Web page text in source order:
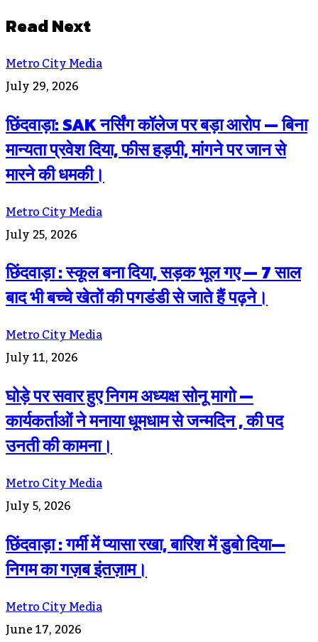
Read Next
Metro City Media
July 29, 2026
छिंदवाड़ा: SAK नर्सिंग कॉलेज पर बड़ा आरोप — बिना
मान्यता प्रवेश दिया, फीस हड़पी, मांगने पर जान से
मारने की धमकी।
Metro City Media
July 25, 2026
छिंदवाड़ा : स्कूल बना दिया, सड़क भूल गए — 7 साल
बाद भी बच्चे खेतों की पगडंडी से जाते हैं पढ़ने।
Metro City Media
July 11, 2026
घोड़े पर सवार हुए निगम अध्यक्ष सोनू मागो —
कार्यकर्ताओं ने मनाया धूमधाम से जन्मदिन , की पद
उनती की कामना।
Metro City Media
July 5, 2026
छिंदवाड़ा : गर्मी में प्यासा रखा, बारिश में डुबो दिया—
निगम का गज़ब इंतज़ाम।
Metro City Media
June 17, 2026